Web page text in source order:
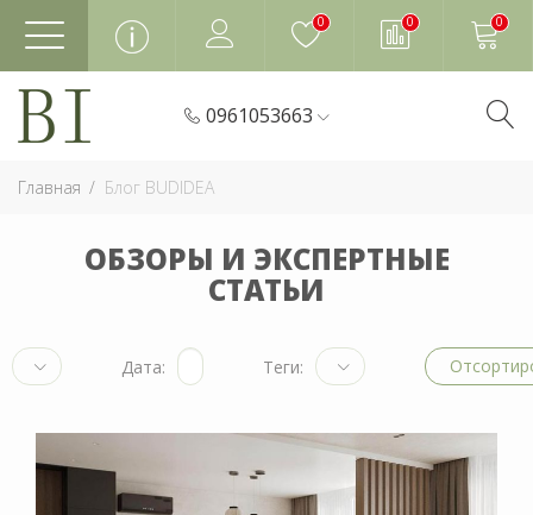
0 0 0
0961053663
Главная Блог BUDIDEA
ОБЗОРЫ И ЭКСПЕРТНЫЕ
СТАТЬИ
Дата: Теги: